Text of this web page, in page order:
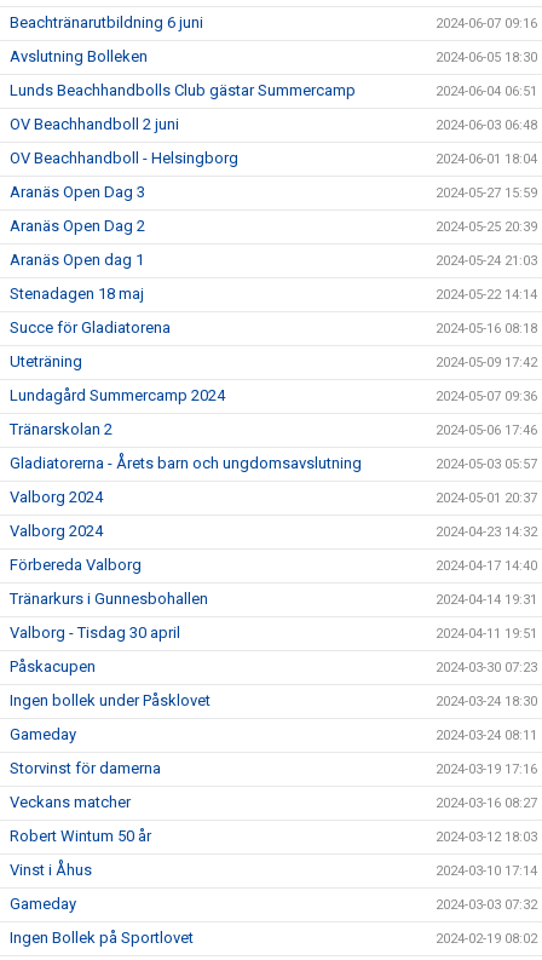
Beachtränarutbildning 6 juni 2024-06-07 09:16
Avslutning Bolleken 2024-06-05 18:30
Lunds Beachhandbolls Club gästar Summercamp 2024-06-04 06:51
OV Beachhandboll 2 juni 2024-06-03 06:48
OV Beachhandboll - Helsingborg 2024-06-01 18:04
Aranäs Open Dag 3 2024-05-27 15:59
Aranäs Open Dag 2 2024-05-25 20:39
Aranäs Open dag 1 2024-05-24 21:03
Stenadagen 18 maj 2024-05-22 14:14
Succe för Gladiatorena 2024-05-16 08:18
Uteträning 2024-05-09 17:42
Lundagård Summercamp 2024 2024-05-07 09:36
Tränarskolan 2 2024-05-06 17:46
Gladiatorerna - Årets barn och ungdomsavslutning 2024-05-03 05:57
Valborg 2024 2024-05-01 20:37
Valborg 2024 2024-04-23 14:32
Förbereda Valborg 2024-04-17 14:40
Tränarkurs i Gunnesbohallen 2024-04-14 19:31
Valborg - Tisdag 30 april 2024-04-11 19:51
Påskacupen 2024-03-30 07:23
Ingen bollek under Påsklovet 2024-03-24 18:30
Gameday 2024-03-24 08:11
Storvinst för damerna 2024-03-19 17:16
Veckans matcher 2024-03-16 08:27
Robert Wintum 50 år 2024-03-12 18:03
Vinst i Åhus 2024-03-10 17:14
Gameday 2024-03-03 07:32
Ingen Bollek på Sportlovet 2024-02-19 08:02